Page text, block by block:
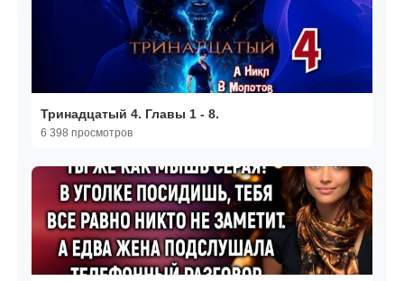
Тринадцатый 4. Главы 1 - 8.
6 398 просмотров